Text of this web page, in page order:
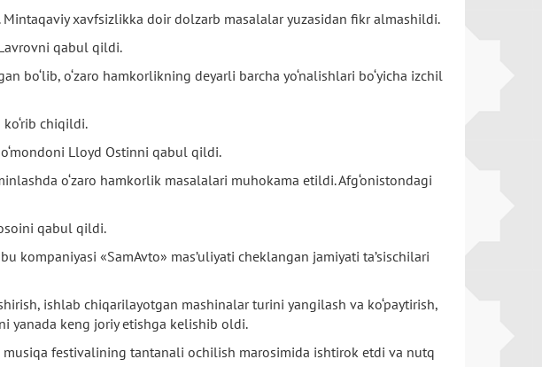
xavfsizlikka doir dolzarb masalalar yuzasidan fikr almashildi.
qabul qildi.
bo‘lib, o‘zaro hamkorlikning deyarli barcha yo‘nalishlari bo‘yicha izchil
chiqildi.
Lloyd Ostinni qabul qildi.
o‘zaro hamkorlik masalalari muhokama etildi. Afg‘onistondagi
qabul qildi.
kompaniyasi «SamAvto» mas’uliyati cheklangan jamiyati ta’sischilari
ishlab chiqarilayotgan mashinalar turini yangilash va ko‘paytirish,
yanada keng joriy etishga kelishib oldi.
musiqa festivalining tantanali ochilish marosimida ishtirok etdi va nutq